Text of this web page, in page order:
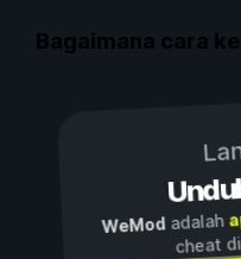
Bagaimana cara
WeModadalah
cheat